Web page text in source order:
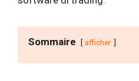
Sommaire afficher